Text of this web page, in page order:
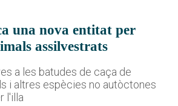
una nova entitat per
assilvestrats
a les batudes de caça de
i altres espècies no autòctones
l'illa